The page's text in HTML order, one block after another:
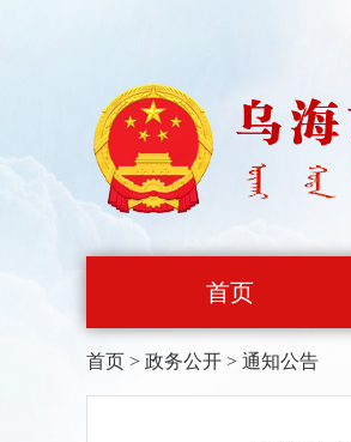
首页
首页 > 政务公开 > 通知公告